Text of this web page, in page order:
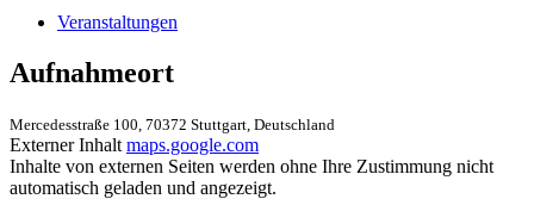
Veranstaltungen
Aufnahmeort
Mercedesstraße 100, 70372 Stuttgart, Deutschland
Externer Inhalt maps.google.com
Inhalte von externen Seiten werden ohne Ihre Zustimmung nicht
automatisch geladen und angezeigt.